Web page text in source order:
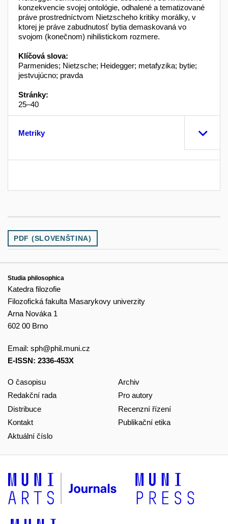
konzekvencie svojej ontológie, odhalené a tematizované
práve prostredníctvom Nietzscheho kritiky morálky, v
ktorej je práve zabudnutosť bytia demaskovaná vo
svojom (konečnom) nihilistickom rozmere.
Klíčová slova:
Parmenides; Nietzsche; Heidegger; metafyzika; bytie;
jestvujúcno; pravda
Stránky:
25–40
Metriky
PDF (SLOVENŠTINA)
Studia philosophica
Katedra filozofie
Filozofická fakulta Masarykovy univerzity
Arna Nováka 1
602 00 Brno
Email: sph@phil.muni.cz
E-ISSN: 2336-453X
O časopisu
Redakční rada
Distribuce
Kontakt
Aktuální číslo
Archiv
Pro autory
Recenzní řízení
Publikační etika